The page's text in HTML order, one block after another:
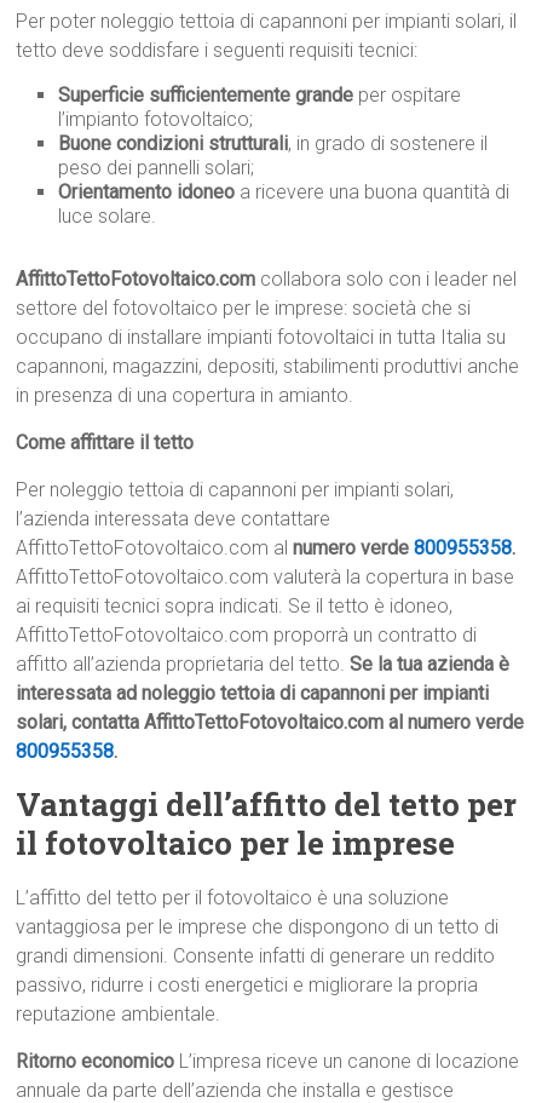
Per poter noleggio tettoia di capannoni per impianti solari, il
tetto deve soddisfare i seguenti requisiti tecnici:
Superficie sufficientemente grande per ospitare
l’impianto fotovoltaico;
Buone condizioni strutturali, in grado di sostenere il
peso dei pannelli solari;
Orientamento idoneo a ricevere una buona quantità di
luce solare.
AffittoTettoFotovoltaico.com collabora solo con i leader nel
settore del fotovoltaico per le imprese: società che si
occupano di installare impianti fotovoltaici in tutta Italia su
capannoni, magazzini, depositi, stabilimenti produttivi anche
in presenza di una copertura in amianto.
Come affittare il tetto
Per noleggio tettoia di capannoni per impianti solari,
l’azienda interessata deve contattare
AffittoTettoFotovoltaico.com alnumero verde800955358.
AffittoTettoFotovoltaico.com valuterà la copertura in base
ai requisiti tecnici sopra indicati. Se il tetto è idoneo,
AffittoTettoFotovoltaico.com proporrà un contratto di
affitto all’azienda proprietaria del tetto.Se la tua azienda è
interessata ad noleggio tettoia di capannoni per impianti
solari, contatta AffittoTettoFotovoltaico.com al numero verde
800955358.
Vantaggi dell’affitto del tetto per
il fotovoltaico per le imprese
L’affitto del tetto per il fotovoltaico è una soluzione
vantaggiosa per le imprese che dispongono di un tetto di
grandi dimensioni. Consente infatti di generare un reddito
passivo, ridurre i costi energetici e migliorare la propria
reputazione ambientale.
Ritorno economico L’impresa riceve un canone di locazione
annuale da parte dell’azienda che installa e gestisce